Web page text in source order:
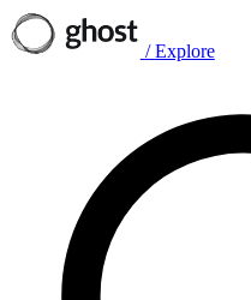
/ Explore